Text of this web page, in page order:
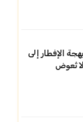
الإفطار إلى
تُعوض